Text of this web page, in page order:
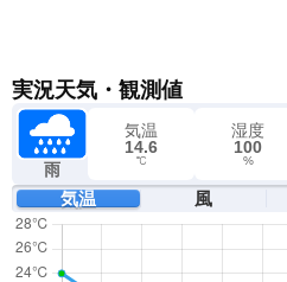
実況天気・観測値
雨
気温
14.6
℃
湿度
100
%
気温 風